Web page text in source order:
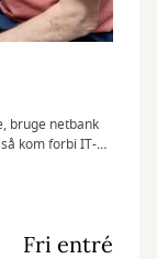
bruge netbank
kom forbi IT-
frivillige
har brug for.
Fri entré